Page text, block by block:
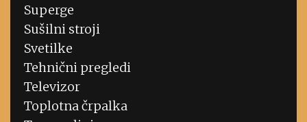
Superge
Sušilni stroji
Svetilke
Tehnični pregledi
Televizor
Toplotna črpalka